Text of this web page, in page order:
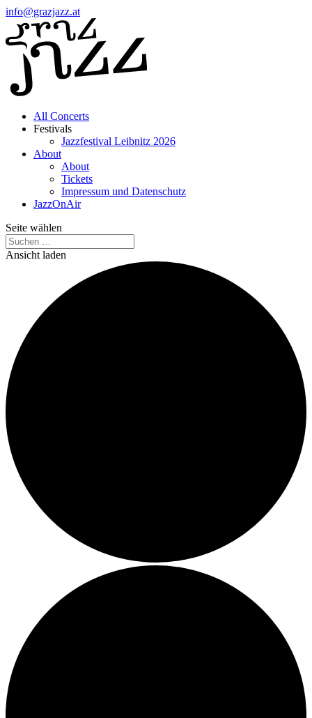
info@grazjazz.at
All Concerts
Festivals
Jazzfestival Leibnitz 2026
About
About
Tickets
Impressum und Datenschutz
JazzOnAir
Seite wählen
Ansicht laden